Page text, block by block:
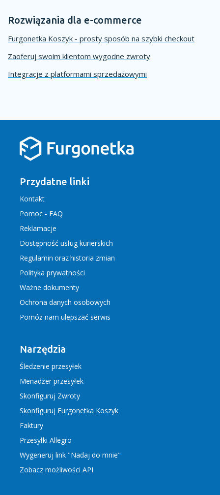
Rozwiązania dla e-commerce
Furgonetka Koszyk - prosty sposób na szybki checkout
Zaoferuj swoim klientom wygodne zwroty
Integracje z platformami sprzedażowymi
Przydatne linki
Kontakt
Pomoc - FAQ
Reklamacje
Dostępność usług kurierskich
Regulamin orazhistoria zmian
Polityka prywatności
Ważne dokumenty
Ochrona danych osobowych
Pomóż nam ulepszać serwis
Narzędzia
Śledzenie przesyłek
Menadżer przesyłek
Skonfiguruj Zwroty
Skonfiguruj Furgonetka Koszyk
Faktury
Przesyłki Allegro
Wygeneruj link "Nadaj do mnie"
Zobacz możliwości API